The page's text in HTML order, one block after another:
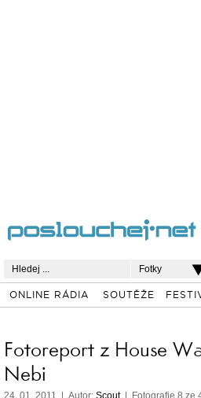
Fotky
ONLINE RÁDIA SOUTĚŽE
Fotoreport z House
Nebi
24. 01. 2011 | Autor: Scout| Fotografie 8 ze